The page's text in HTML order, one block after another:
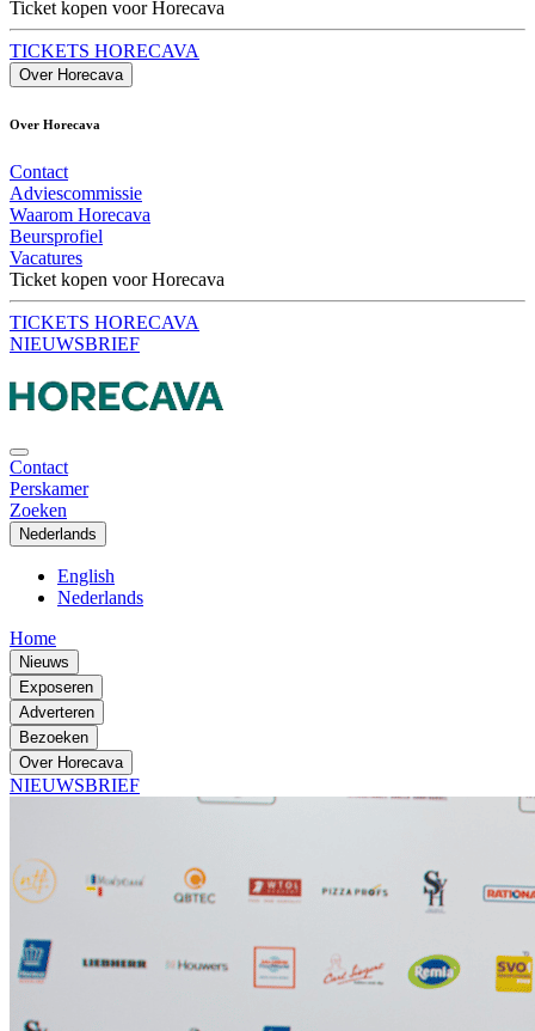
Ticket kopen voor Horecava
TICKETS HORECAVA
Over Horecava
Over Horecava
Contact
Adviescommissie
Waarom Horecava
Beursprofiel
Vacatures
Ticket kopen voor Horecava
TICKETS HORECAVA
NIEUWSBRIEF
Contact
Perskamer
Zoeken
Nederlands
English
Nederlands
Home
Nieuws
Exposeren
Adverteren
Bezoeken
Over Horecava
NIEUWSBRIEF